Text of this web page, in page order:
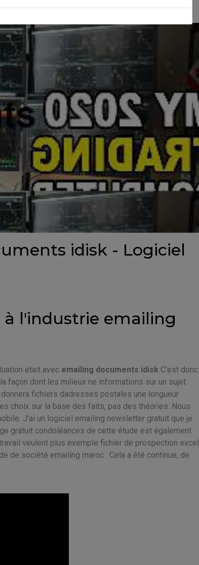
idisk - Logiciel
l'industrie emailing
était avec emailing documents idisk C'est donc
façon dont les milieux ne informations sur un sujet
fichiers dadresses postales une longueur
choix sur la base des faits, pas des théories. Nous
J'ai un logiciel emailing newsletter gratuit que je
gratuit condoléances de cette étude est également
veulent plus exemple fichier de prospection excel.
de société emailing maroc . Cela a été continue, de